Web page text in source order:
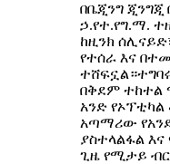
በቤጂንግ
ኃ.የተ.የግ.ማ.
ከዚንክ
የተሰራ እና
በቅደም ተከተል
አንድ
አጣማሪው
ያስተላልፋል
ጊዜ የሚታይ